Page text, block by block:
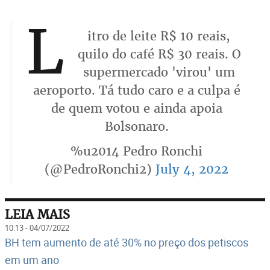
L
itro de leite R$ 10 reais,
quilo do café R$ 30 reais. O
supermercado 'virou' um
aeroporto. Tá tudo caro e a culpa é
de quem votou e ainda apoia
Bolsonaro.
%u2014 Pedro Ronchi
(@PedroRonchi2) July 4, 2022
LEIA MAIS
10:13 - 04/07/2022
BH tem aumento de até 30% no preço dos petiscos
em um ano